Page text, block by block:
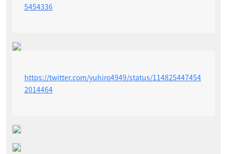
5454336
https://twitter.com/yuhiro4949/status/114825447454
2014464